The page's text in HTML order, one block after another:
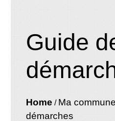
Guide
Home / Ma commune
démarches